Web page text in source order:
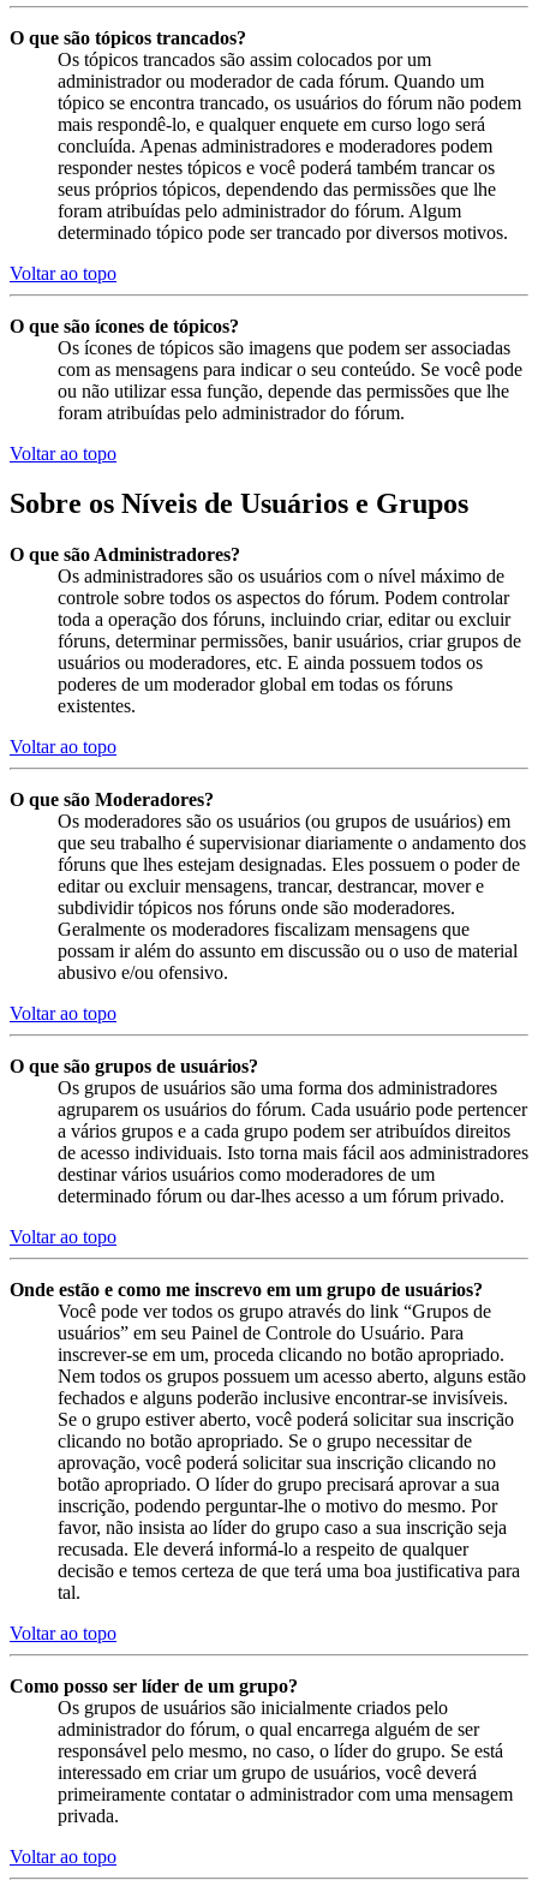
O que são tópicos trancados?
Os tópicos trancados são assim colocados por um
administrador ou moderador de cada fórum. Quando um
tópico se encontra trancado, os usuários do fórum não podem
mais respondê-lo, e qualquer enquete em curso logo será
concluída. Apenas administradores e moderadores podem
responder nestes tópicos e você poderá também trancar os
seus próprios tópicos, dependendo das permissões que lhe
foram atribuídas pelo administrador do fórum. Algum
determinado tópico pode ser trancado por diversos motivos.
Voltar ao topo
O que são ícones de tópicos?
Os ícones de tópicos são imagens que podem ser associadas
com as mensagens para indicar o seu conteúdo. Se você pode
ou não utilizar essa função, depende das permissões que lhe
foram atribuídas pelo administrador do fórum.
Voltar ao topo
Sobre os Níveis de Usuários e Grupos
O que são Administradores?
Os administradores são os usuários com o nível máximo de
controle sobre todos os aspectos do fórum. Podem controlar
toda a operação dos fóruns, incluindo criar, editar ou excluir
fóruns, determinar permissões, banir usuários, criar grupos de
usuários ou moderadores, etc. E ainda possuem todos os
poderes de um moderador global em todas os fóruns
existentes.
Voltar ao topo
O que são Moderadores?
Os moderadores são os usuários (ou grupos de usuários) em
que seu trabalho é supervisionar diariamente o andamento dos
fóruns que lhes estejam designadas. Eles possuem o poder de
editar ou excluir mensagens, trancar, destrancar, mover e
subdividir tópicos nos fóruns onde são moderadores.
Geralmente os moderadores fiscalizam mensagens que
possam ir além do assunto em discussão ou o uso de material
abusivo e/ou ofensivo.
Voltar ao topo
O que são grupos de usuários?
Os grupos de usuários são uma forma dos administradores
agruparem os usuários do fórum. Cada usuário pode pertencer
a vários grupos e a cada grupo podem ser atribuídos direitos
de acesso individuais. Isto torna mais fácil aos administradores
destinar vários usuários como moderadores de um
determinado fórum ou dar-lhes acesso a um fórum privado.
Voltar ao topo
Onde estão e como me inscrevo em um grupo de usuários?
Você pode ver todos os grupo através do link “Grupos de
usuários” em seu Painel de Controle do Usuário. Para
inscrever-se em um, proceda clicando no botão apropriado.
Nem todos os grupos possuem um acesso aberto, alguns estão
fechados e alguns poderão inclusive encontrar-se invisíveis.
Se o grupo estiver aberto, você poderá solicitar sua inscrição
clicando no botão apropriado. Se o grupo necessitar de
aprovação, você poderá solicitar sua inscrição clicando no
botão apropriado. O líder do grupo precisará aprovar a sua
inscrição, podendo perguntar-lhe o motivo do mesmo. Por
favor, não insista ao líder do grupo caso a sua inscrição seja
recusada. Ele deverá informá-lo a respeito de qualquer
decisão e temos certeza de que terá uma boa justificativa para
tal.
Voltar ao topo
Como posso ser líder de um grupo?
Os grupos de usuários são inicialmente criados pelo
administrador do fórum, o qual encarrega alguém de ser
responsável pelo mesmo, no caso, o líder do grupo. Se está
interessado em criar um grupo de usuários, você deverá
primeiramente contatar o administrador com uma mensagem
privada.
Voltar ao topo